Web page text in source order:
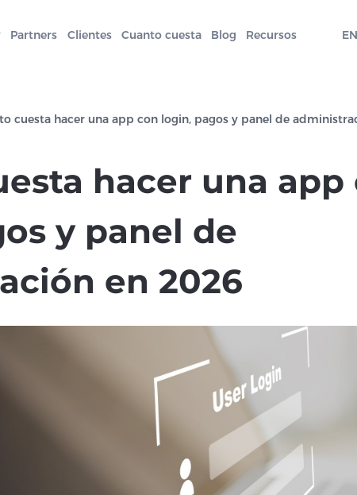
Partners Clientes Cuanto cuesta Blog Recursos
cuesta hacer una app con login, pagos y panel de
hacer una app
y panel de
en 2026